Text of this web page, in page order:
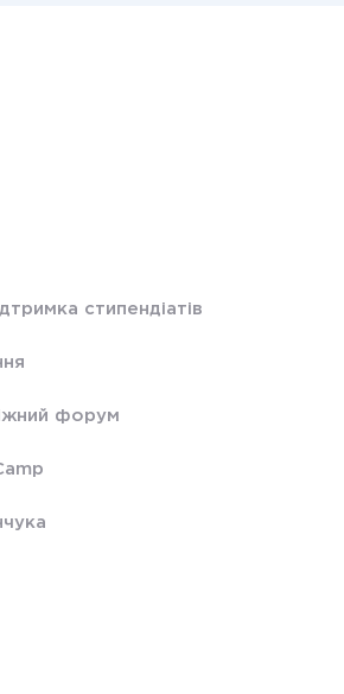
стипендіатів
форум